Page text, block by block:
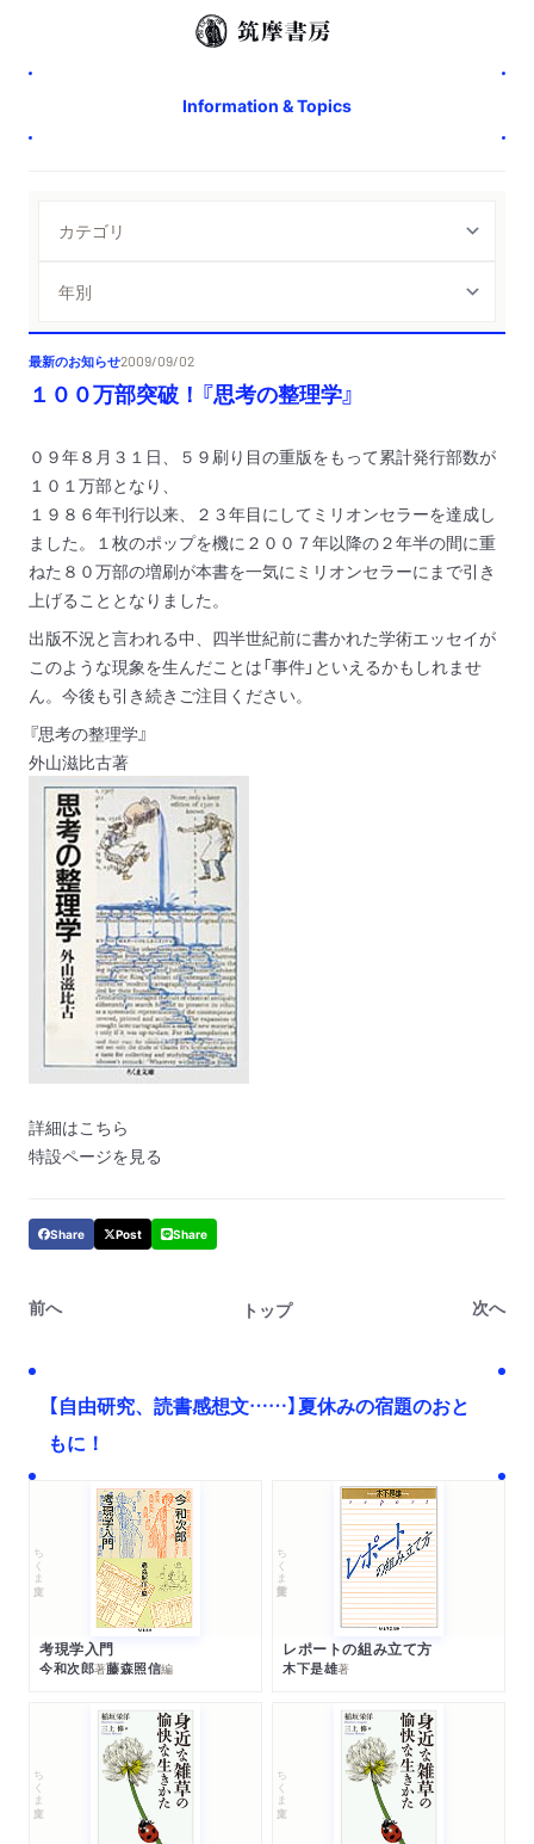
Information & Topics
最新のお知らせ2009/09/02
１００万部突破！『思考の整理学』
０９年８月３１日、５９刷り目の重版をもって累計発行部数が
１０１万部となり、
１９８６年刊行以来、２３年目にしてミリオンセラーを達成し
ました。 １枚のポップを機に２００７年以降の２年半の間に重
ねた８０万部の増刷が本書を一気にミリオンセラーにまで引き
上げることとなりました。
出版不況と言われる中、四半世紀前に書かれた学術エッセイが
このような現象を生んだことは「事件」といえるかもしれませ
ん。 今後も引き続きご注目ください。
『思考の整理学』
外山滋比古著
詳細はこちら
特設ページを見る
Share Post Share
前へ トップ 次へ
【自由研究、読書感想文……】夏休みの宿題のおと
もに！
ちくま文庫
考現学入門
今和次郎著藤森照信編
ちくま学芸文庫
レポートの組み立て方
木下是雄著
ちくま文庫 ちくま文庫